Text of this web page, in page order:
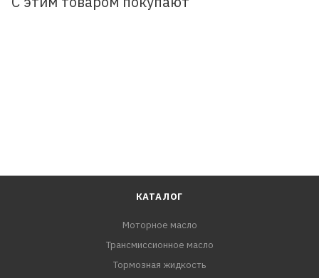
КАТАЛОГ
Моторное масло
Трансмиссионное масло
Тормозная жидкость